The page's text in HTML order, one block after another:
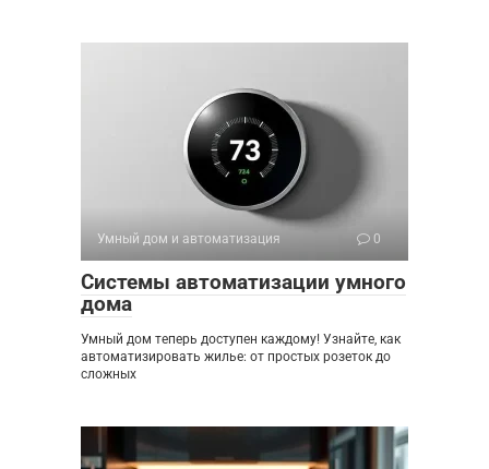
Умный дом и автоматизация 0
Системы автоматизации умного
дома
Умный дом теперь доступен каждому! Узнайте, как
автоматизировать жилье: от простых розеток до
сложных